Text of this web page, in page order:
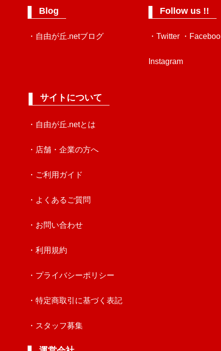
Blog
・自由が丘.netブログ
Follow us !!
・Twitter ・
Instagram
サイトについて
・自由が丘.netとは
・店舗・企業の方へ
・ご利用ガイド
・よくあるご質問
・お問い合わせ
・利用規約
・プライバシーポリシー
・特定商取引に基づく表記
・スタッフ募集